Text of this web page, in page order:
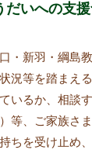
だいへの支
・新羽・綱島
況等を踏まえ
いるか、相談
等、ご家族さ
ちを受け止め